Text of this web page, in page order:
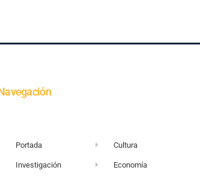
Portada
Investigación
Cultura
Economía